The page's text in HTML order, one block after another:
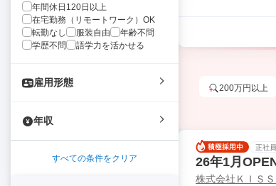
年間休日120日以上
在宅勤務（リモートワーク）OK
転勤なし
服装自由
年齢不問
学歴不問
語学力を活かせる
雇用形態
年収
すべての条件をクリア
200万円以上
正社員
26年1月
株式会社ＫＩＳ